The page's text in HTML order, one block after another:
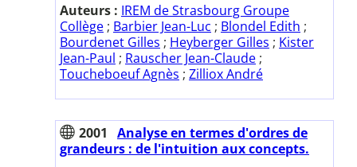
Auteurs : IREM de Strasbourg Groupe
Collège ; Barbier Jean-Luc ; Blondel Edith ;
Bourdenet Gilles ; Heyberger Gilles ; Kister
Jean-Paul ; Rauscher Jean-Claude ;
Toucheboeuf Agnès ; Zilliox André
2001
Analyse en termes d'ordres de
grandeurs : de l'intuition aux concepts.